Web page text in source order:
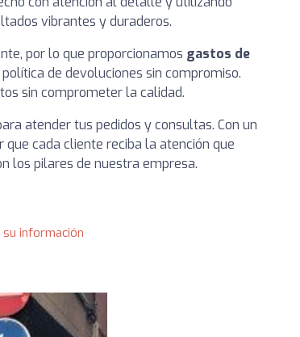
vibrantes y duraderos.
por lo que proporcionamos gastos de
de devoluciones sin compromiso.
sin comprometer la calidad.
atender tus pedidos y consultas. Con un
cada cliente reciba la atención que
los pilares de nuestra empresa.
información